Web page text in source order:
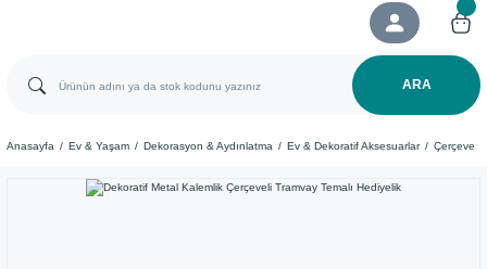
ARA
Anasayfa Ev & Yaşam Dekorasyon & Aydınlatma Ev & Dekoratif Aksesuarlar Çerçeve